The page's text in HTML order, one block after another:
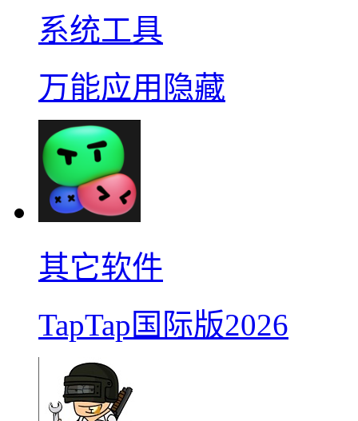
系统工具
万能应用隐藏
其它软件
TapTap国际版2026